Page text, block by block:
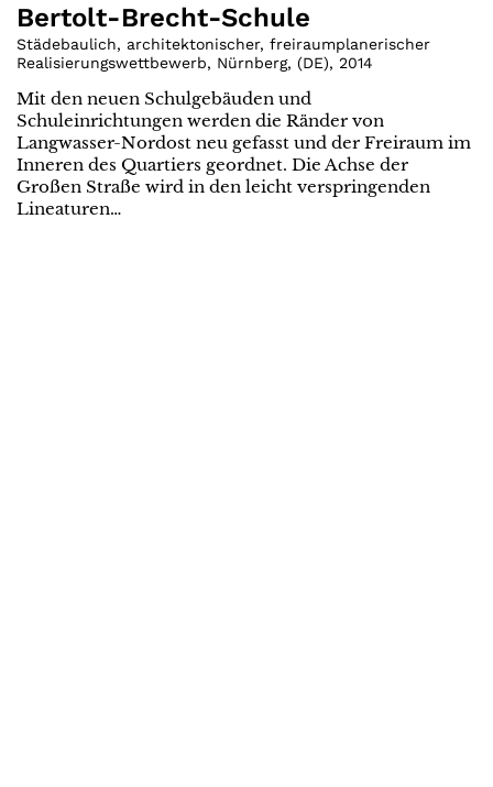
Bertolt-Brecht-Schule
Städebaulich, architektonischer, freiraumplanerischer
Realisierungswettbewerb, Nürnberg, (DE), 2014
Mit den neuen Schulgebäuden und
Schuleinrichtungen werden die Ränder von
Langwasser-Nordost neu gefasst und der Freiraum im
Inneren des Quartiers geordnet. Die Achse der
Großen Straße wird in den leicht verspringenden
Lineaturen…